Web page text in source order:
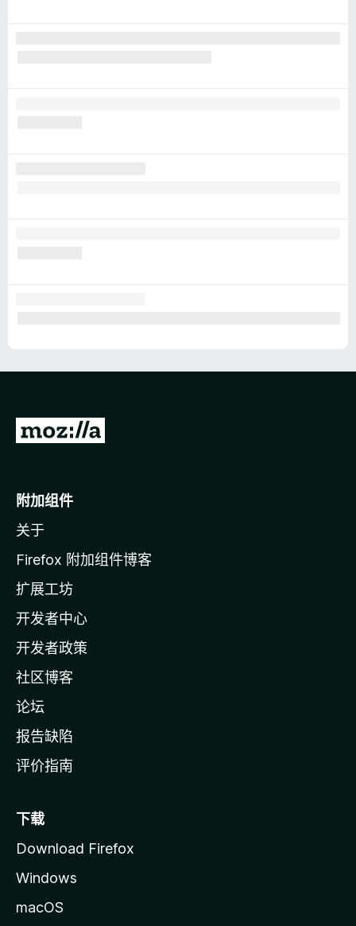
转
o
i
l
a
主
页
附加组件
关于
Firefox 附加组件博客
扩展工坊
开发者中心
开发者政策
社区博客
论坛
报告缺陷
评价指南
下载
Download Firefox
Windows
macOS